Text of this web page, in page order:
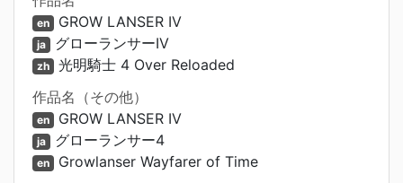
en GROW LANSER IV
ja グローランサーIV
zh 光明騎士 4 Over Reloaded
作品名（その他）
en GROW LANSER IV
ja グローランサー4
en Growlanser Wayfarer of Time